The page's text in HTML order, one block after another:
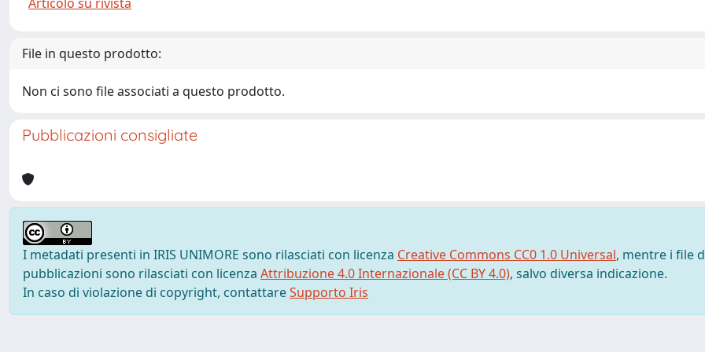
File in questo prodotto:
Non ci sono file associati a questo prodotto.
Pubblicazioni consigliate
I metadati presenti in IRIS UNIMORE sono rilasciati con licenza Creative Commons CC0 1.0 Universal, mentre i file
pubblicazioni sono rilasciati con licenza Attribuzione 4.0 Internazionale (CC BY 4.0), salvo diversa indicazione.
In caso di violazione di copyright, contattareSupporto Iris